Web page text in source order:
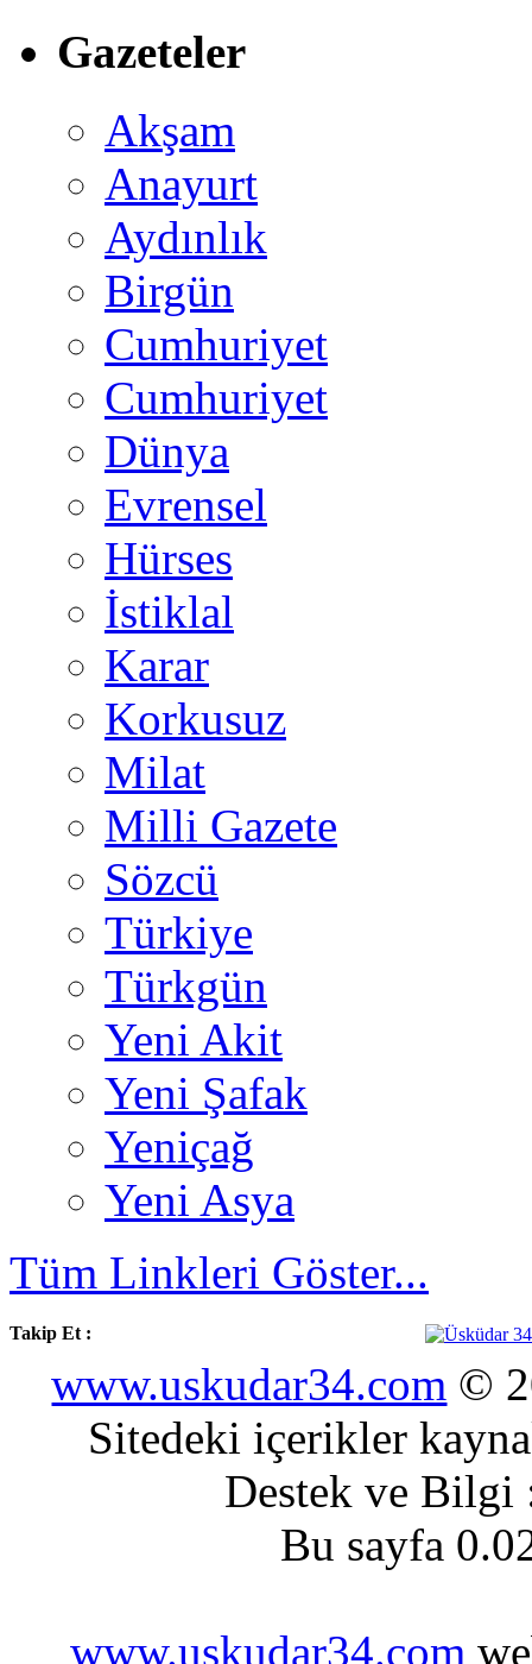
Gazeteler
Akşam
Anayurt
Aydınlık
Birgün
Cumhuriyet
Cumhuriyet
Dünya
Evrensel
Hürses
İstiklal
Karar
Korkusuz
Milat
Milli Gazete
Sözcü
Türkiye
Türkgün
Yeni Akit
Yeni Şafak
Yeniçağ
Yeni Asya
Tüm Linkleri Göster...
Takip Et :
www.uskudar34.com ©
Sitedeki içerikler
Destek ve
Bu sayfa
www.uskudar34.com